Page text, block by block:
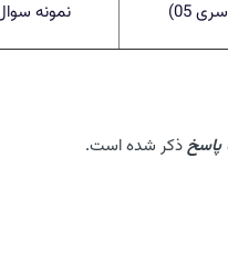
05) نمونه
پاسخذکر شده است.